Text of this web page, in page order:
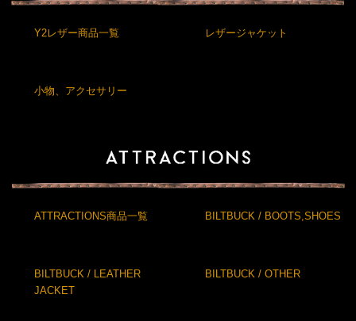
Y2レザー商品一覧 レザージャケット
小物、アクセサリー
ATTRACTIONS商品一覧 BILTBUCK / BOOTS,SHOES
BILTBUCK / LEATHER
JACKET
BILTBUCK / OTHER